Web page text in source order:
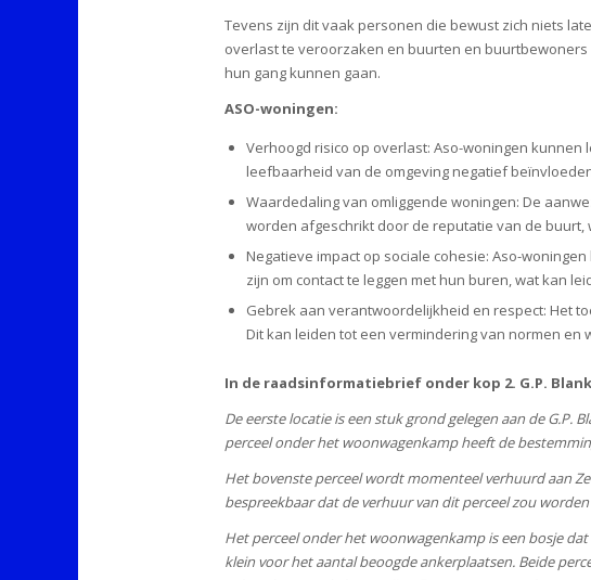
Tevens zijn dit vaak personen die bewust zich niets
overlast te veroorzaken en buurten en
hun gang kunnen gaan.
ASO-woningen:
Verhoogd risico op overlast: Aso-woningen
leefbaarheid van de omgeving negatief
Waardedaling van omliggende woningen: De
worden afgeschrikt door de reputatie van de
Negatieve impact op sociale cohesie: Aso-
zijn om contact te leggen met hun buren, wat kan
Gebrek aan verantwoordelijkheid en respect: Het
Dit kan leiden tot een vermindering van normen
In de raadsinformatiebrief onder kop 2. G.P.
De eerste locatie is een stuk grond gelegen aan de
perceel onder het woonwagenkamp heeft de
Het bovenste perceel wordt momenteel verhuurd aan
bespreekbaar dat de verhuur van dit perceel zou
Het perceel onder het woonwagenkamp is een bosje
klein voor het aantal beoogde ankerplaatsen. Beide